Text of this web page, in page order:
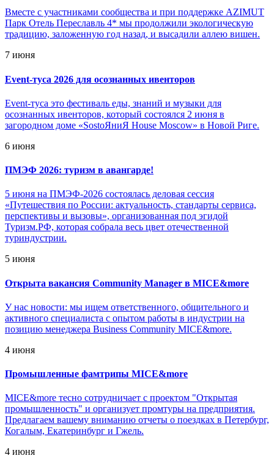
Вместе с участниками сообщества и при поддержке AZIMUT
Парк Отель Переславль 4* мы продолжили экологическую
традицию, заложенную год назад, и высадили аллею вишен.
7 июня
Event-туса 2026 для осознанных ивенторов
Event-туса это фестиваль еды, знаний и музыки для
осознанных ивенторов, который состоялся 2 июня в
загородном доме «SostoЯниЯ House Moscow» в Новой Риге.
6 июня
ПМЭФ 2026: туризм в авангарде!
5 июня на ПМЭФ-2026 состоялась деловая сессия
«Путешествия по России: актуальность, стандарты сервиса,
перспективы и вызовы», организованная под эгидой
Туризм.РФ, которая собрала весь цвет отечественной
туриндустрии.
5 июня
Открыта вакансия Community Manager в MICE&more
У нас новости: мы ищем ответственного, общительного и
активного специалиста с опытом работы в индустрии на
позицию менеджера Business Community MICE&more.
4 июня
Промышленные фамтрипы MICE&more
MICE&more тесно сотрудничает с проектом "Открытая
промышленность" и организует промтуры на предприятия.
Предлагаем вашему вниманию отчеты о поездках в Петербург,
Когалым, Екатеринбург и Гжель.
4 июня